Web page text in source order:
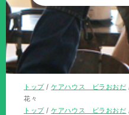
現
在
の
トップ/ケアハウス ビラおおだ
花々
現
トップ/ケアハウス ビラおおだ